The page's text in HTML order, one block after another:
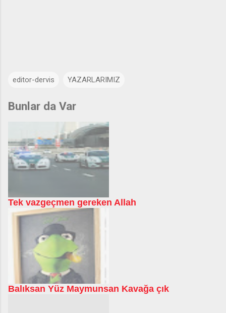
editor-dervis YAZARLARIMIZ
Bunlar da Var
Tek vazgeçmen gereken Allah
Balıksan Yüz Maymunsan Kavağa çık